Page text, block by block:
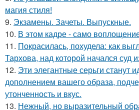
магия стиля!
9. Экзамены. Зачеты. Выпускные.
10. В этом кадре - само
11. Покрасилась, похудела: как
Тархова, над которой начался суд
12. Эти элегантные серьги станут
дополнением вашего образа,
утонченность и вкус.
13. Нежный, но выразительный